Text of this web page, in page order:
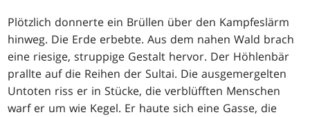
Plötzlich donnerte ein Brüllen über den Kampfeslärm
hinweg. Die Erde erbebte. Aus dem nahen Wald brach
eine riesige, struppige Gestalt hervor. Der Höhlenbär
prallte auf die Reihen der Sultai. Die ausgemergelten
Untoten riss er in Stücke, die verblüfften Menschen
warf er um wie Kegel. Er haute sich eine Gasse, die